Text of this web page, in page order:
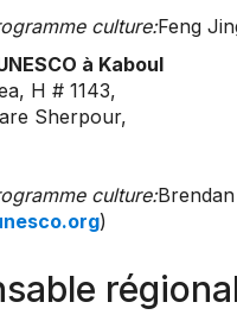
culture:Feng
à Kaboul
H # 1143,
Sherpour,
culture:
)